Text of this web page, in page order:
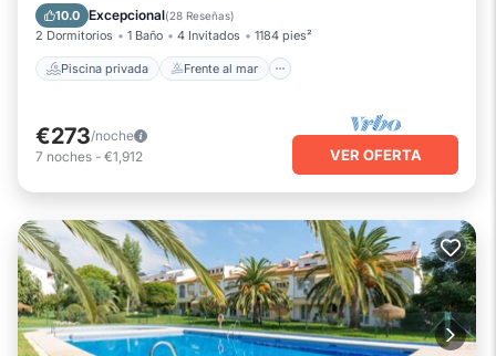
10.0 Excepcional(28 Reseñas)
2 Dormitorios 1 Baño 4 Invitados 1184 pies²
Piscina privada Frente al mar
Chimenea/Calefacción
€273/noche
7 noches - €1,912 VER OFERTA